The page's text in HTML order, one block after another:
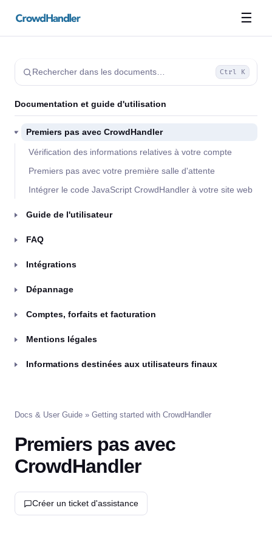
☰
Rechercher dans les documents… Ctrl K
Documentation et guide d'utilisation
Premiers pas avec CrowdHandler
Vérification des informations relatives à votre compte
Premiers pas avec votre première salle d'attente
Intégrer le code JavaScript CrowdHandler à votre site web
Guide de l'utilisateur
FAQ
Intégrations
Dépannage
Comptes, forfaits et facturation
Mentions légales
Informations destinées aux utilisateurs finaux
Docs & User Guide » Getting started with CrowdHandler
Premiers pas avec
CrowdHandler
Créer un ticket d'assistance